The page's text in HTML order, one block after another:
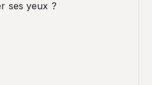
ses yeux ?